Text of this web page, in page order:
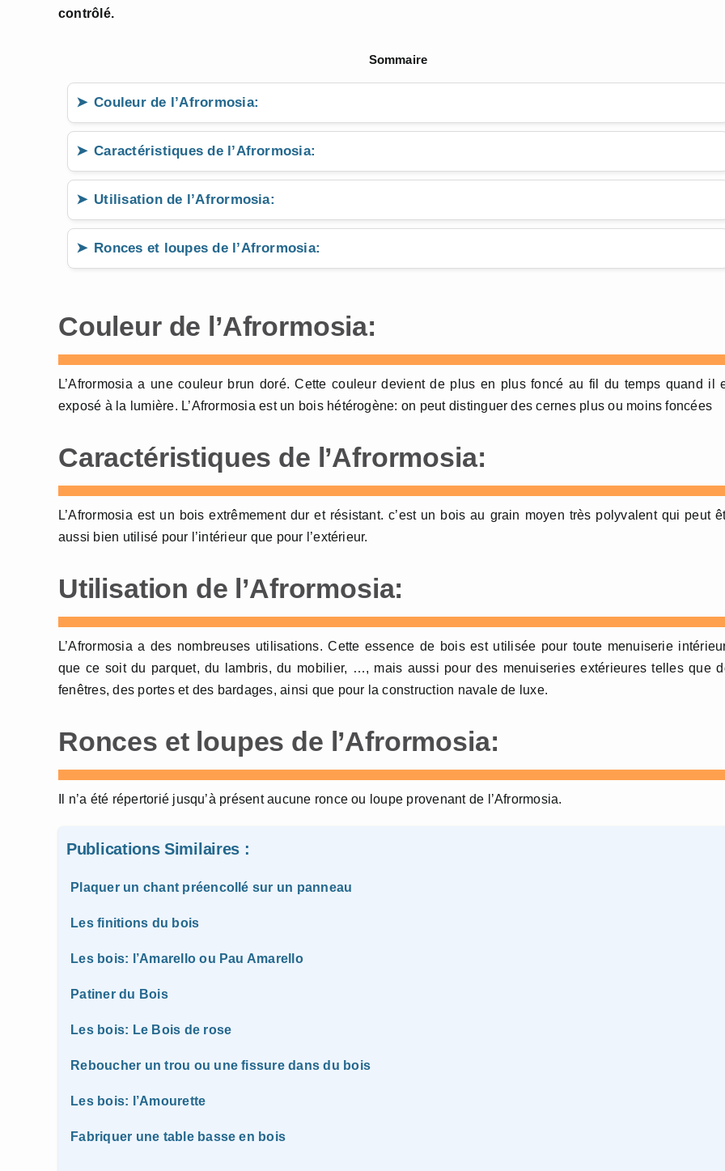
contrôlé.
Sommaire
Couleur de l’Afrormosia:
Caractéristiques de l’Afrormosia:
Utilisation de l’Afrormosia:
Ronces et loupes de l’Afrormosia:
Couleur de l’Afrormosia:
L’Afrormosia a une couleur brun doré. Cette couleur devient de plus en plus foncé au fil du temps quand il
exposé à la lumière. L’Afrormosia est un bois hétérogène: on peut distinguer des cernes plus ou moins foncées
Caractéristiques de l’Afrormosia:
L’Afrormosia est un bois extrêmement dur et résistant. c’est un bois au grain moyen très polyvalent qui peut
aussi bien utilisé pour l’intérieur que pour l’extérieur.
Utilisation de l’Afrormosia:
L’Afrormosia a des nombreuses utilisations. Cette essence de bois est utilisée pour toute menuiserie
que ce soit du parquet, du lambris, du mobilier, …, mais aussi pour des menuiseries extérieures telles que
fenêtres, des portes et des bardages, ainsi que pour la construction navale de luxe.
Ronces et loupes de l’Afrormosia:
Il n’a été répertorié jusqu’à présent aucune ronce ou loupe provenant de l’Afrormosia.
Publications Similaires :
Plaquer un chant préencollé sur un panneau
Les finitions du bois
Les bois: l’Amarello ou Pau Amarello
Patiner du Bois
Les bois: Le Bois de rose
Reboucher un trou ou une fissure dans du bois
Les bois: l’Amourette
Fabriquer une table basse en bois